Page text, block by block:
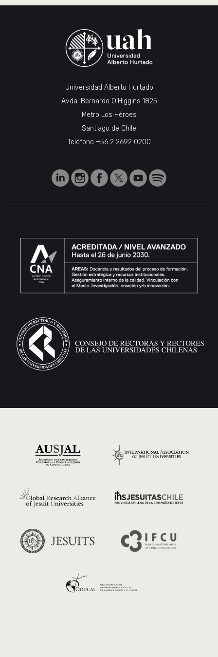
Universidad Alberto Hurtado
Avda. Bernardo O’Higgins 1825
Metro Los Héroes
Santiago de Chile
Teléfono +56 2 2692 0200